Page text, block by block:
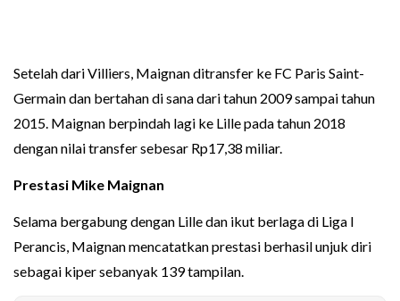
Setelah dari Villiers, Maignan ditransfer ke FC Paris Saint-
Germain dan bertahan di sana dari tahun 2009 sampai tahun
2015. Maignan berpindah lagi ke Lille pada tahun 2018
dengan nilai transfer sebesar Rp17,38 miliar.
Prestasi Mike Maignan
Selama bergabung dengan Lille dan ikut berlaga di Liga I
Perancis, Maignan mencatatkan prestasi berhasil unjuk diri
sebagai kiper sebanyak 139 tampilan.